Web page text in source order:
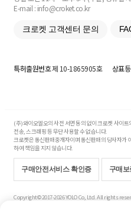
E-mail : info@croket.co.kr
크로켓 고객센터 문의
특허출원번호제 10-1865905호 상표
(주)와이오엘오의 사전 서면 동의 없이 크로켓 사이
전송, 스크래핑 등 무단 사용할 수 없습니다.
크로켓은 통신판매중개자이며 통신판매의 당사자가
하여 책임을 지지 않습니다.
구매안전서비스 확인증 구매
Copyright© 2017-2026 YOLO Co, Ltd. All rights